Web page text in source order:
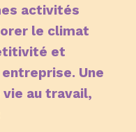
activités
le climat
et
Une
au travail,